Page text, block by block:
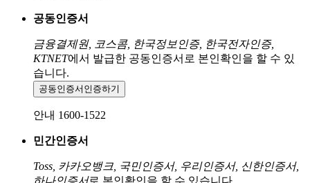
공동인증서
금융결제원, 코스콤, 한국정보인증, 한국전자인증,
KTNET에서 발급한 공동인증서로 본인확인을 할 수 있
습니다.
공동인증서 인증하기
안내 1600-1522
민간인증서
Toss, 카카오뱅크, 국민인증서, 우리인증서, 신한인증서,